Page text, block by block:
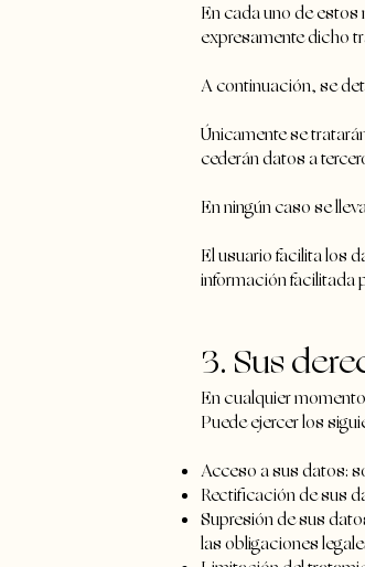
En cada uno de
expresamente dicho
A continuación, se
Únicamente se
cederán datos a
En ningún caso se
El usuario facilita los
información facilitada
3. Sus
En cualquier
Puede ejercer los
Acceso a sus datos:
Rectificación de sus
Supresión de sus
las obligaciones